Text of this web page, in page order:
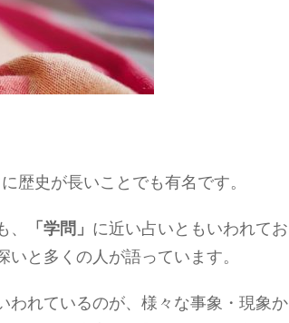
歴史が長いことでも有名です。
、 「学問」 に近い占いともいわれてお
いと多くの人が語っています。
われているのが、様々な事象・現象か